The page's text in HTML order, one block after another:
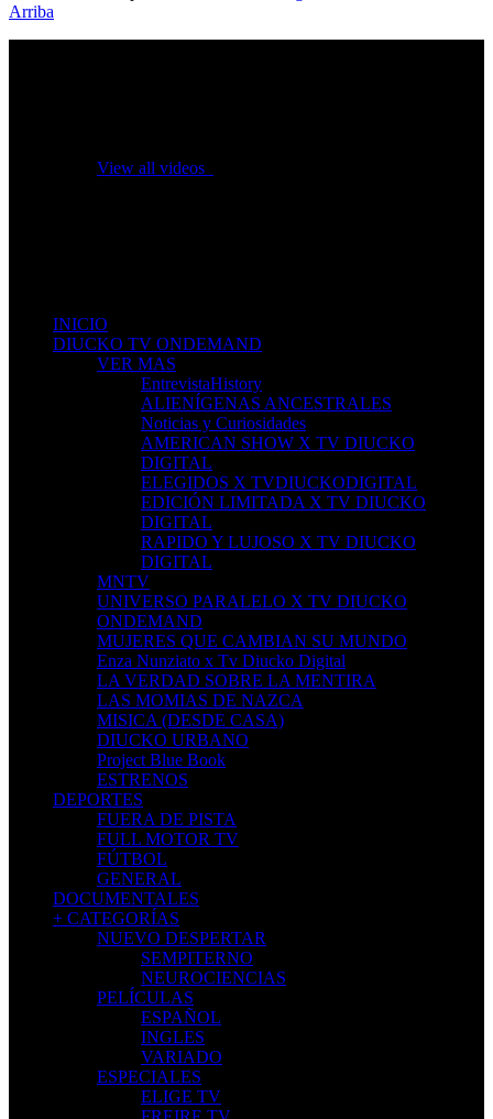
Arriba
View all videos
INICIO
DIUCKO TV ONDEMAND
VER MAS
EntrevistaHistory
ALIENÍGENAS ANCESTRALES
Noticias y Curiosidades
AMERICAN SHOW X TV DIUCKO
DIGITAL
ELEGIDOS X TVDIUCKODIGITAL
EDICIÓN LIMITADA X TV DIUCKO
DIGITAL
RAPIDO Y LUJOSO X TV DIUCKO
DIGITAL
MNTV
UNIVERSO PARALELO X TV DIUCKO
ONDEMAND
MUJERES QUE CAMBIAN SU MUNDO
Enza Nunziato x Tv Diucko Digital
LA VERDAD SOBRE LA MENTIRA
LAS MOMIAS DE NAZCA
MISICA (DESDE CASA)
DIUCKO URBANO
Project Blue Book
ESTRENOS
DEPORTES
FUERA DE PISTA
FULL MOTOR TV
FÚTBOL
GENERAL
DOCUMENTALES
+ CATEGORÍAS
NUEVO DESPERTAR
SEMPITERNO
NEUROCIENCIAS
PELÍCULAS
ESPAÑOL
INGLES
VARIADO
ESPECIALES
ELIGE TV